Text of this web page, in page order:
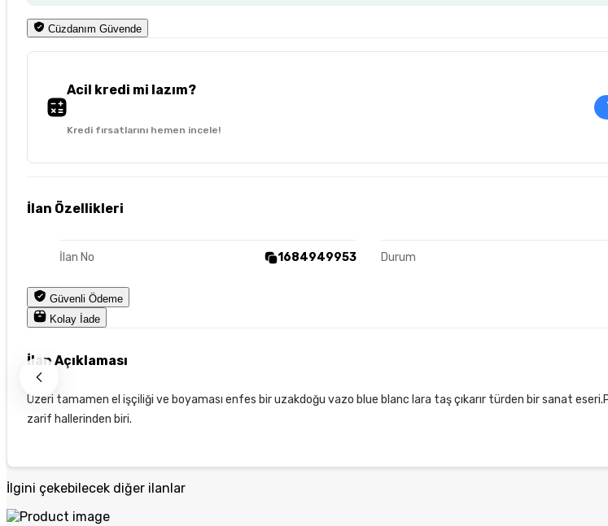
Cüzdanım Güvende
Acil kredi mi lazım?
Kredi fırsatlarını hemen incele!
İlan Özellikleri
İlan No 1684949953 Durum
Güvenli Ödeme
Kolay İade
İlan Açıklaması
Üzeri tamamen el işçiliği ve boyaması enfes bir uzakdoğu vazo blue blanc lara taş çıkarır türden bir sanat
zarif hallerinden biri.
İlgini çekebilecek diğer ilanlar